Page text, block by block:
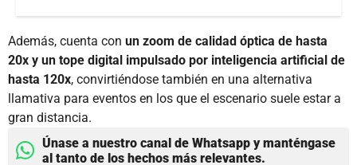
Además, cuenta con un zoom de calidad óptica de hasta
20x y un tope digital impulsado por inteligencia artificial de
hasta 120x, convirtiéndose también en una alternativa
llamativa para eventos en los que el escenario suele estar a
gran distancia.
Únase a nuestro canal de Whatsapp y manténgase
al tanto de los hechos más relevantes.